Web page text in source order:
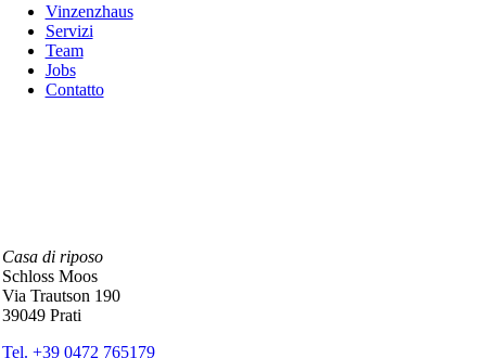
Vinzenzhaus
Servizi
Team
Jobs
Contatto
Casa di riposo
Schloss Moos
Via Trautson 190
39049 Prati
Tel. +39 0472 765179